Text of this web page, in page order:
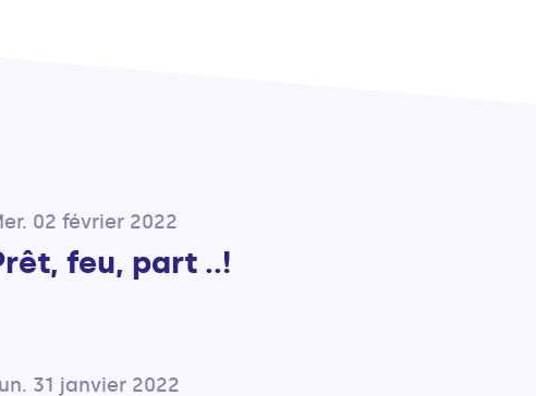
02 février 2022
feu, part ..!
31 janvier 2022